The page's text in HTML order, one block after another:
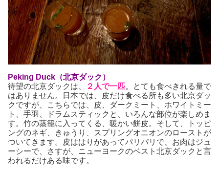
Peking Duck（北京ダック）
待望の北京ダックは、
２人で一匹。とても食べきれる量で
はありません。日本では、皮だけ食べる所も多い北京ダッ
クですが、こちらでは、皮、ダークミート、ホワイトミー
ト、手羽、ドラムスティックと、いろんな部位が楽しめま
す。竹の蒸籠に入ってくる、暖かい餅皮。そして、トッピ
ングのネギ、きゅうり、スプリングオニオンのローストが
ついてきます。皮ははりがあってパリパリで、お肉はジュ
ーシーで、さすが、ニューヨークのベスト北京ダックと言
われるだけある味です。